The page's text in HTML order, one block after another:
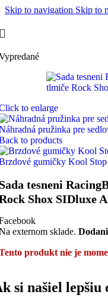
Skip to navigation Skip to
to enlarge
pružinka pre
to products
gumičky Kool
tesneni
Shox SIDluxe
externom sklade.
produkt nie je
si našiel lepšiu